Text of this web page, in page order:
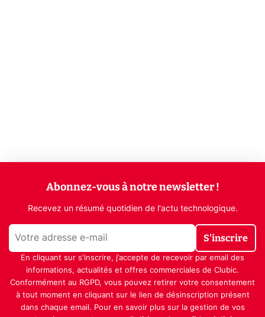
Abonnez-vous à notre newsletter !
Recevez un résumé quotidien de l'actu technologique.
S'inscrire
En cliquant sur s'inscrire, j’accepte de recevoir par email des
informations, actualités et offres commerciales de Clubic.
Conformément au RGPD, vous pouvez retirer votre consentement
à tout moment en cliquant sur le lien de désinscription présent
dans chaque email. Pour en savoir plus sur la gestion de vos